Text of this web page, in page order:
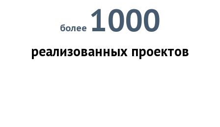
более 1000
реализованных проектов